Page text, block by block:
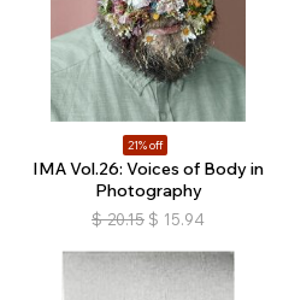
21% off
IMA Vol.26: Voices of Body in
Photography
$ 20.15 $ 15.94